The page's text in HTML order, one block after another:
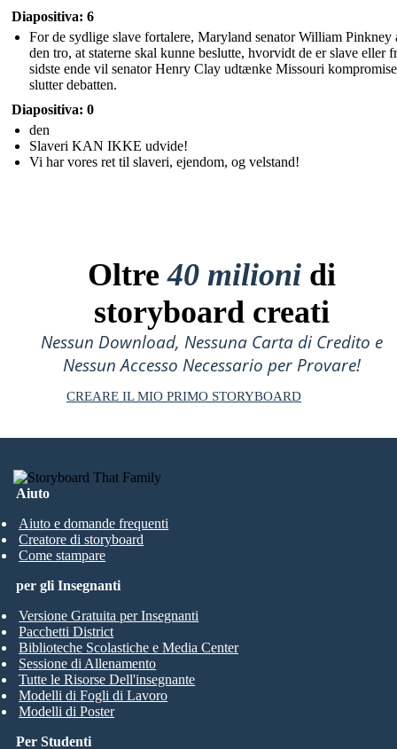
Diapositiva: 6
For de sydlige slave fortalere, Maryland senator William Pinkney
den tro, at staterne skal kunne beslutte, hvorvidt de er slave eller
sidste ende vil senator Henry Clay udtænke Missouri
slutter debatten.
Diapositiva: 0
den
Slaveri KAN IKKE udvide!
Vi har vores ret til slaveri, ejendom, og velstand!
Oltre40 milioni di
storyboard creati
Nessun Download, Nessuna Carta di Credito e
Nessun Accesso Necessario per Provare!
CREARE IL MIO PRIMO STORYBOARD
Aiuto
Aiuto e domande frequenti
Creatore di storyboard
Come stampare
Per Studenti
per gli Insegnanti
Versione Gratuita per Insegnanti
Pacchetti District
Biblioteche Scolastiche e Media Center
Sessione di Allenamento
Tutte le Risorse Dell'insegnante
Modelli di Fogli di Lavoro
Modelli di Poster